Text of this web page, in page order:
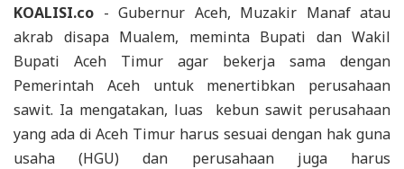
KOALISI.co - Gubernur Aceh, Muzakir Manaf atau
akrab disapa Mualem, meminta Bupati dan Wakil
Bupati Aceh Timur agar bekerja sama dengan
Pemerintah Aceh untuk menertibkan perusahaan
sawit. Ia mengatakan, luas kebun sawit perusahaan
yang ada di Aceh Timur harus sesuai dengan hak guna
usaha (HGU) dan perusahaan juga harus